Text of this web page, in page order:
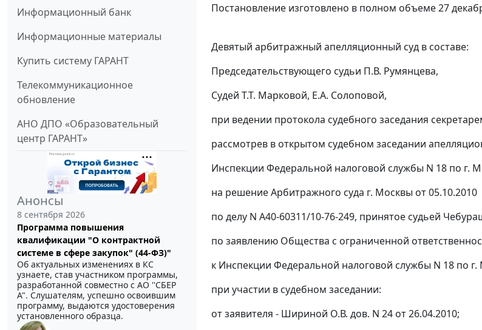
Информационный банк
Информационные материалы
Купить систему ГАРАНТ
Телекоммуникационное
обновление
АНО ДПО «Образовательный
центр ГАРАНТ»
Анонсы
8 сентября 2026
Программа повышения
квалификации "О контрактной
системе в сфере закупок" (44-ФЗ)"
Об актуальных изменениях в КС
узнаете, став участником программы,
разработанной совместно с АО ''СБЕР
А". Слушателям, успешно освоившим
программу, выдаются удостоверения
установленного образца.
Постановление изготовлено в полном объеме 27
Девятый арбитражный апелляционный суд в составе:
Председательствующего судьи П.В. Румянцева,
Судей Т.Т. Марковой, Е.А. Солоповой,
при ведении протокола судебного заседания
рассмотрев в открытом судебном заседании
Инспекции Федеральной налоговой службы N 18 по г.
на решение Арбитражного суда г. Москвы от 05.10.2010
по делу N А40-60311/10-76-249, принятое судьей
по заявлению Общества с ограниченной
к Инспекции Федеральной налоговой службы N 18 по
при участии в судебном заседании:
от заявителя - Шириной О.В. дов. N 24 от 26.04.2010;